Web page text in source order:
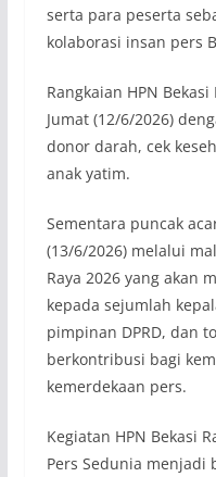
serta para peserta
kolaborasi insan pers
Rangkaian HPN
Jumat (12/6/2026)
donor darah, cek
anak yatim.
Sementara puncak
(13/6/2026) melalui
Raya 2026 yang akan
kepada sejumlah
pimpinan DPRD, dan
berkontribusi bagi
kemerdekaan pers.
Kegiatan HPN Bekasi
Pers Sedunia menjadi